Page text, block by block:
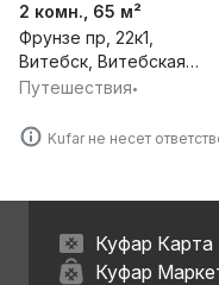
2 комн., 65 м²
Фрунзе пр, 22к1,
Витебск, Витебская
обл.
Путешествия•
Kufar не несет
Куфар Карта
Куфар